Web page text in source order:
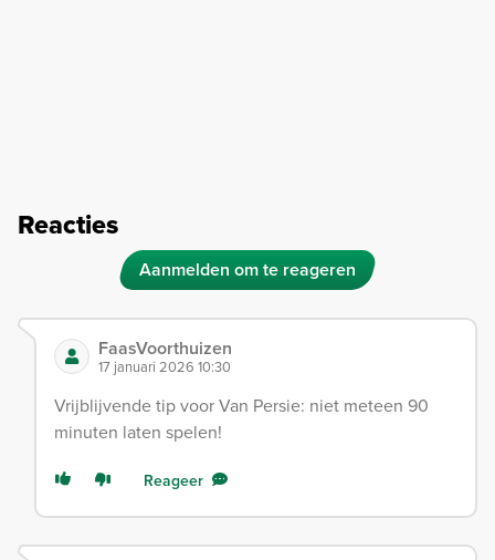
Reacties
Aanmelden om te reageren
FaasVoorthuizen
17 januari 2026 10:30
Vrijblijvende tip voor Van Persie: niet meteen 90
minuten laten spelen!
Reageer